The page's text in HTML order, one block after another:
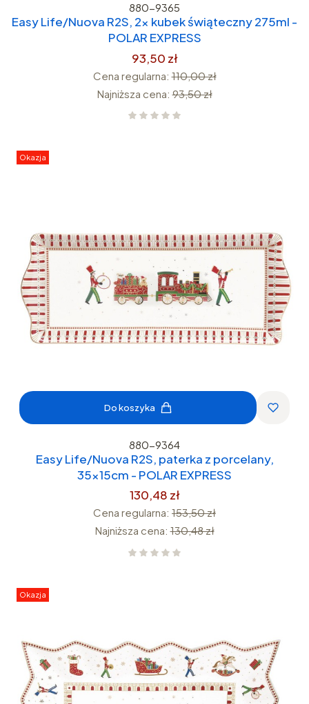
880-9365
Easy Life/Nuova R2S, 2x kubek świąteczny 275ml -
POLAR EXPRESS
93,50 zł
Cena regularna: 110,00 zł
Najniższa cena: 93,50 zł
Okazja
Do koszyka
880-9364
Easy Life/Nuova R2S, paterka z porcelany,
35x15cm - POLAR EXPRESS
130,48 zł
Cena regularna: 153,50 zł
Najniższa cena: 130,48 zł
Okazja